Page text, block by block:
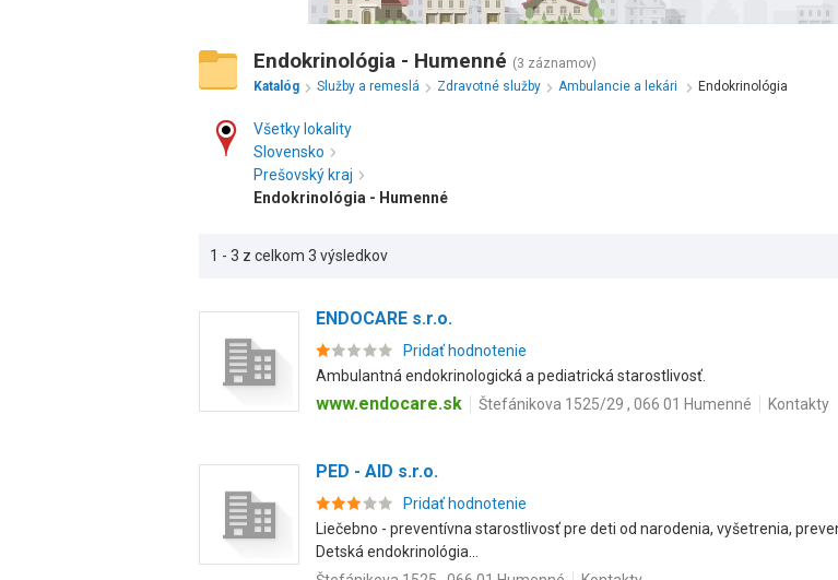
Endokrinológia - Humenné (3 záznamov)
Katalóg
Služby a remeslá Zdravotné služby Ambulancie a lekári Endokrinológia
Všetky lokality
Slovensko
Prešovský kraj
Endokrinológia - Humenné
1 - 3 z celkom 3 výsledkov
ENDOCARE s.r.o.
Pridať hodnotenie
Ambulantná endokrinologická a pediatrická starostlivosť.
www.endocare.sk Štefánikova 1525/29 , 066 01 Humenné Kontakty
PED - AID s.r.o.
Pridať hodnotenie
Liečebno - preventívna starostlivosť pre deti od narodenia, vyšetrenia,
Detská endokrinológia...